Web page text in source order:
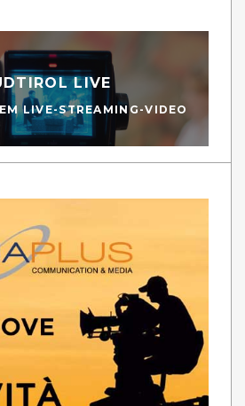
LIVE
LIVE-STREAMING-VIDEO